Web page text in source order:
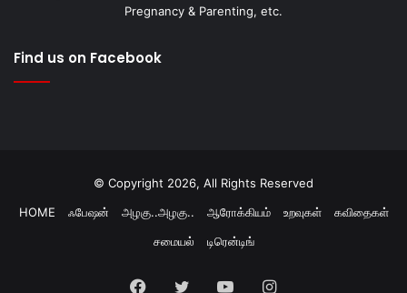
Pregnancy & Parenting, etc.
Find us on Facebook
© Copyright 2026, All Rights Reserved
HOME
ஃபேஷன் அழகு..அழகு.. ஆரோக்கியம் உறவுகள்
கவிதைகள்
சமையல்
டிரென்டிங்
Facebook
TwitterYouTubeInstagram